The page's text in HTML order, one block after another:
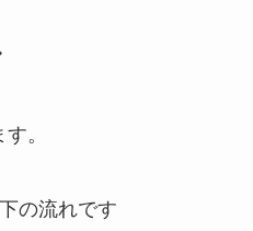
。
の流れです